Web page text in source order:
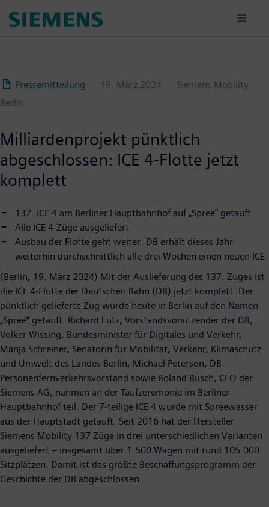
para
Pressemitteilung
19. März 2024
Siemens Mobility
Berlin
Milliardenprojekt pünktlich
abgeschlossen: ICE 4-Flotte jetzt
komplett
137. ICE 4 am Berliner Hauptbahnhof auf „Spree“ getauft
Alle ICE 4-Züge ausgeliefert
Ausbau der Flotte geht weiter: DB erhält dieses Jahr
weiterhin durchschnittlich alle drei Wochen einen neuen ICE
(Berlin, 19. März 2024) Mit der Auslieferung des 137. Zuges ist
die ICE 4-Flotte der Deutschen Bahn (DB) jetzt komplett. Der
pünktlich gelieferte Zug wurde heute in Berlin auf den Namen
„Spree“ getauft. Richard Lutz, Vorstandsvorsitzender der DB,
Volker Wissing, Bundesminister für Digitales und Verkehr,
Manja Schreiner, Senatorin für Mobilität, Verkehr, Klimaschutz
und Umwelt des Landes Berlin, Michael Peterson, DB-
Personenfernverkehrsvorstand sowie Roland Busch, CEO der
Siemens AG, nahmen an der Taufzeremonie im Berliner
Hauptbahnhof teil. Der 7-teilige ICE 4 wurde mit Spreewasser
aus der Hauptstadt getauft. Seit 2016 hat der Hersteller
Siemens Mobility 137 Züge in drei unterschiedlichen Varianten
ausgeliefert – insgesamt über 1.500 Wagen mit rund 105.000
Sitzplätzen. Damit ist das größte Beschaffungsprogramm der
Geschichte der DB abgeschlossen.